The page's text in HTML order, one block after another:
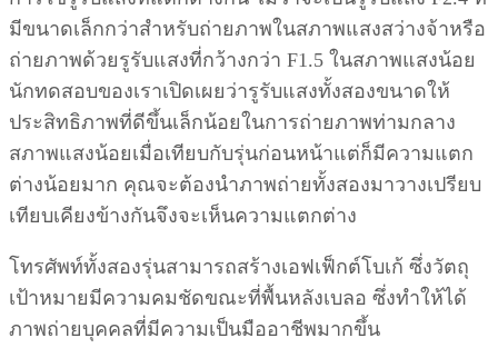
มีขนาดเล็กกว่าสำหรับถ่ายภาพในสภาพแสงสว่างจ้าหรือ
ถ่ายภาพด้วยรูรับแสงที่กว้างกว่า F1.5 ในสภาพแสงน้อย
นักทดสอบของเราเปิดเผยว่ารูรับแสงทั้งสองขนาดให้
ประสิทธิภาพที่ดีขึ้นเล็กน้อยในการถ่ายภาพท่ามกลาง
สภาพแสงน้อยเมื่อเทียบกับรุ่นก่อนหน้าแต่ก็มีความแตก
ต่างน้อยมาก คุณจะต้องนำภาพถ่ายทั้งสองมาวางเปรียบ
เทียบเคียงข้างกันจึงจะเห็นความแตกต่าง
โทรศัพท์ทั้งสองรุ่นสามารถสร้างเอฟเฟ็กต์โบเก้ ซึ่งวัตถุ
เป้าหมายมีความคมชัดขณะที่พื้นหลังเบลอ ซึ่งทำให้ได้
ภาพถ่ายบุคคลที่มีความเป็นมืออาชีพมากขึ้น